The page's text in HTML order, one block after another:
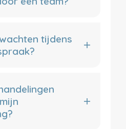
tijdens